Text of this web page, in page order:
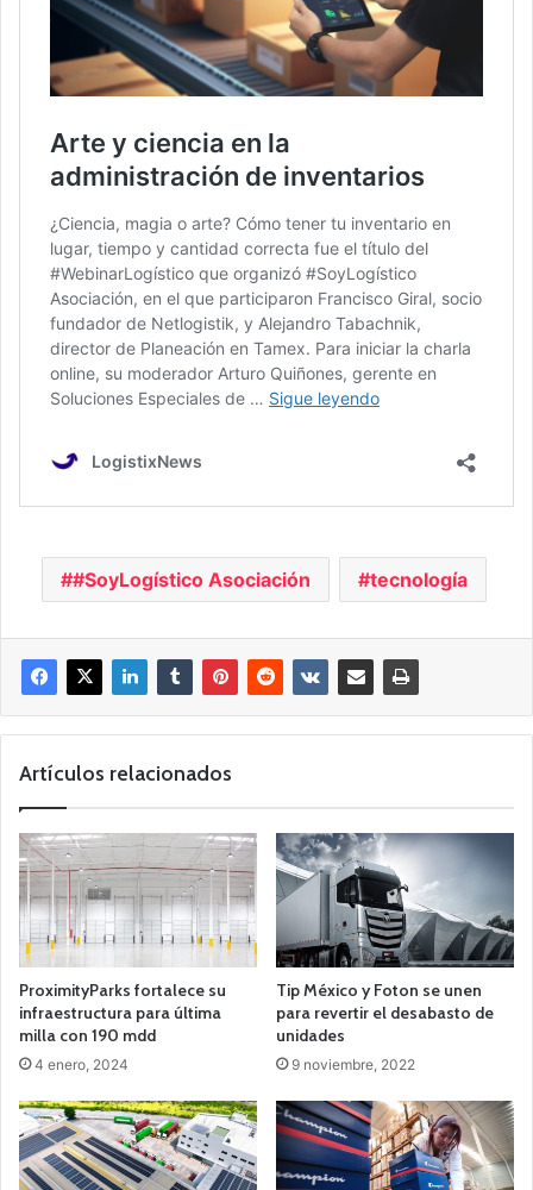
#SoyLogístico Asociación tecnología
Artículos relacionados
ProximityParks fortalece su
infraestructura para última
milla con 190 mdd
4 enero, 2024
Tip México y Foton se unen
para revertir el desabasto de
unidades
9 noviembre, 2022